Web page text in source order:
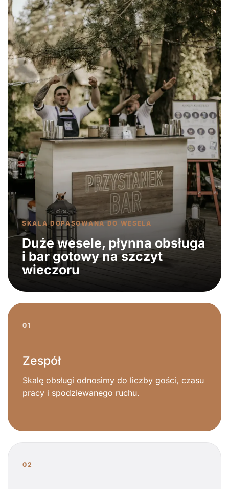
SKALA DOPASOWANA DO WESELA
Duże wesele, płynna obsługa
i bar gotowy na szczyt
wieczoru
01
Zespół
Skalę obsługi odnosimy do liczby gości, czasu
pracy i spodziewanego ruchu.
02